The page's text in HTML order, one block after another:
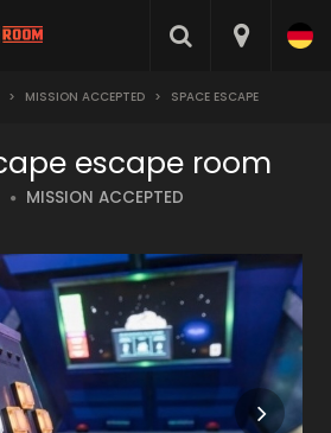
> MISSION ACCEPTED > SPACE ESCAPE
escape room
MISSION ACCEPTED